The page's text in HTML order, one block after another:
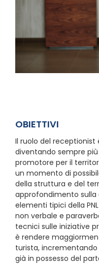
OBIETTIVI
Il ruolo del
diventando sempre
promotore per il
un momento di
della struttura e del
approfondimento sulla
elementi tipici della
non verbale e
tecnici sulle iniziative
è rendere
turista,
già in possesso del